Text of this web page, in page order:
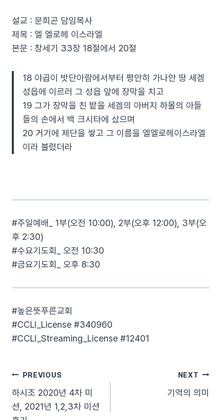
설교 : 문희곤 담임목사
제목 : 엘 엘로헤 이스라엘
본문 : 창세기 33장 18절에서 20절
18 야곱이 밧단아람에서부터 평안히 가나안 땅 세겜
성읍에 이르러 그 성읍 앞에 장막을 치고
19 그가 장막을 친 밭을 세겜의 아버지 하몰의 아들
들의 손에서 백 크시타에 샀으며
20 거기에 제단을 쌓고 그 이름을 엘엘로헤이스라엘
이라 불렀더라
#주일예배_ 1부(오전 10:00), 2부(오후 12:00), 3부(오
후 2:30)
#수요기도회_ 오전 10:30
#금요기도회_ 오후 8:30
#높은뜻푸른교회​
#CCLI_License​ #340960​
#CCLI_Streaming_License​ #12401​
글
탐
PREVIOUS
하시조 2020년 4차 미
션, 2021년 1,2,3차 미션
NEXT
기억의 의미